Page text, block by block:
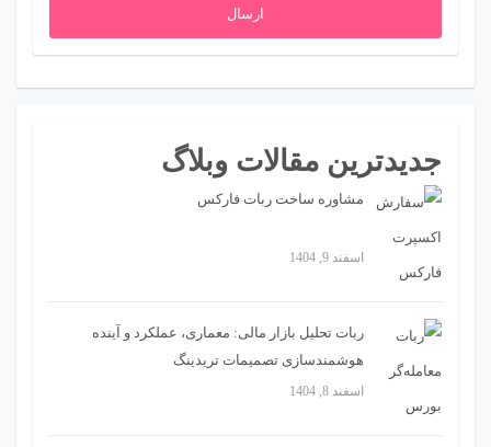
ارسال
جدیدترین مقالات وبلاگ
مشاوره ساخت ربات فارکس
اسفند 9, 1404
ربات تحلیل بازار مالی: معماری، عملکرد و آینده
هوشمندسازی تصمیمات تریدینگ
اسفند 8, 1404